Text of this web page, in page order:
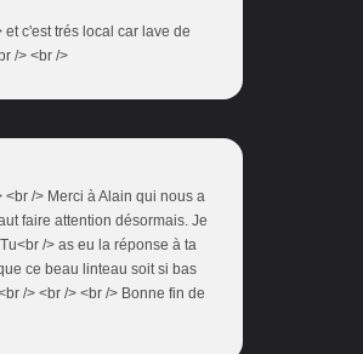
et c'est trés local car lave de
/> <br />
/> Merci à Alain qui nous a
faire attention désormais. Je
/> as eu la réponse à ta
ce beau linteau soit si bas
/> <br /> <br /> Bonne fin de